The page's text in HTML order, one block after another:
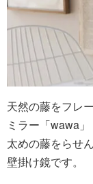
天然の藤をフレ
ミラー「wawa」
太めの藤をらせ
壁掛け鏡です。